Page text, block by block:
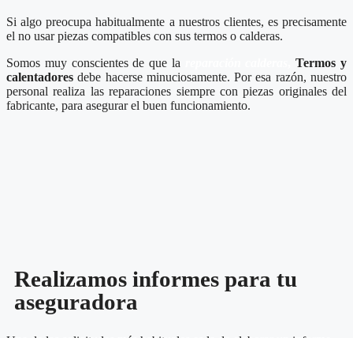
Si algo preocupa habitualmente a nuestros clientes, es precisamente
el no usar piezas compatibles con sus termos o calderas.
Somos muy conscientes de que la
,Termos y
calentadores debe hacerse minuciosamente. Por esa razón, nuestro
personal realiza las reparaciones siempre con piezas originales del
fabricante, para asegurar el buen funcionamiento.
Realizamos informes para tu
aseguradora